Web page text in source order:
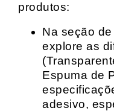
produtos:
Na seção de
explore as
Espuma de
adesivo,